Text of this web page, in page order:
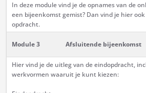
In deze module vind je de opnames van de
een bijeenkomst gemist? Dan vind je hier
opdracht.
Module 3 Afsluitende bijeenkomst
Hier vind je de uitleg van de eindopdracht,
werkvormen waaruit je kunt kiezen: